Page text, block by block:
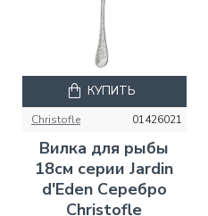
Christofle 01426021
Вилка для рыбы
18см серии Jardin
d'Eden Серебро
Christofle
КУПИТЬ